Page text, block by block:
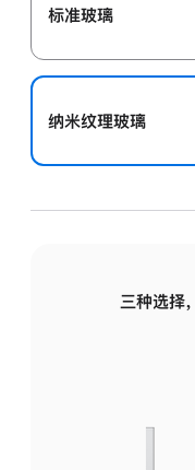
标准玻璃
纳米纹理玻璃
三种选择